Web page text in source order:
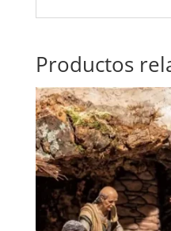
Productos